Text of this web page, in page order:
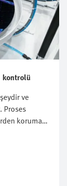
kontrolü
ve
Proses
korumak
çok
ve